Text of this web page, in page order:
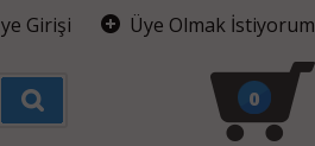
Girişi Üye Olmak İstiyorum
0